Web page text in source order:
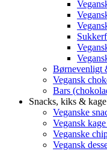
Børnevenligt
Vegansk
Bars
Snacks, kiks & kage
Veganske
Vegansk
Veganske
Vegansk